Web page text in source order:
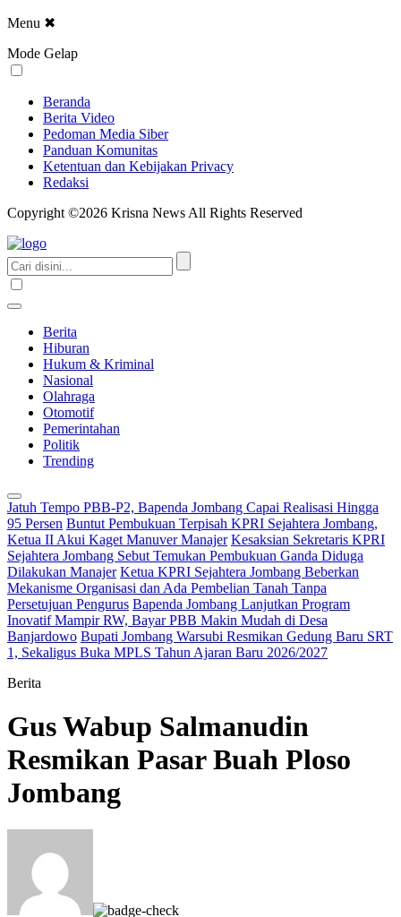
Menu ✖
Mode Gelap
Beranda
Berita Video
Pedoman Media Siber
Panduan Komunitas
Ketentuan dan Kebijakan Privacy
Redaksi
Copyright ©2026 Krisna News All Rights Reserved
Berita
Hiburan
Hukum & Kriminal
Nasional
Olahraga
Otomotif
Pemerintahan
Politik
Trending
Jatuh Tempo PBB-P2, Bapenda Jombang Capai Realisasi Hingga
95 Persen Buntut Pembukuan Terpisah KPRI Sejahtera Jombang,
Ketua II Akui Kaget Manuver Manajer Kesaksian Sekretaris KPRI
Sejahtera Jombang Sebut Temukan Pembukuan Ganda Diduga
Dilakukan Manajer Ketua KPRI Sejahtera Jombang Beberkan
Mekanisme Organisasi dan Ada Pembelian Tanah Tanpa
Persetujuan Pengurus Bapenda Jombang Lanjutkan Program
Inovatif Mampir RW, Bayar PBB Makin Mudah di Desa
Banjardowo Bupati Jombang Warsubi Resmikan Gedung Baru SRT
1, Sekaligus Buka MPLS Tahun Ajaran Baru 2026/2027
Berita
Gus Wabup Salmanudin
Resmikan Pasar Buah Ploso
Jombang